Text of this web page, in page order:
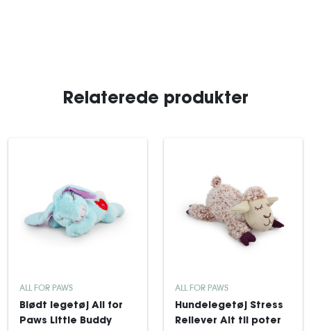
Relaterede produkter
ALL FOR PAWS
Blødt legetøj All for
Paws Little Buddy
ALL FOR PAWS
Hundelegetøj Stress
Reliever Alt til poter